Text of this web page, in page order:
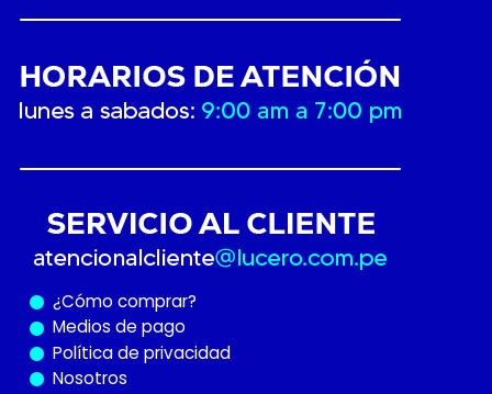
¿Cómo comprar?
Medios de pago
Política de privacidad
Nosotros